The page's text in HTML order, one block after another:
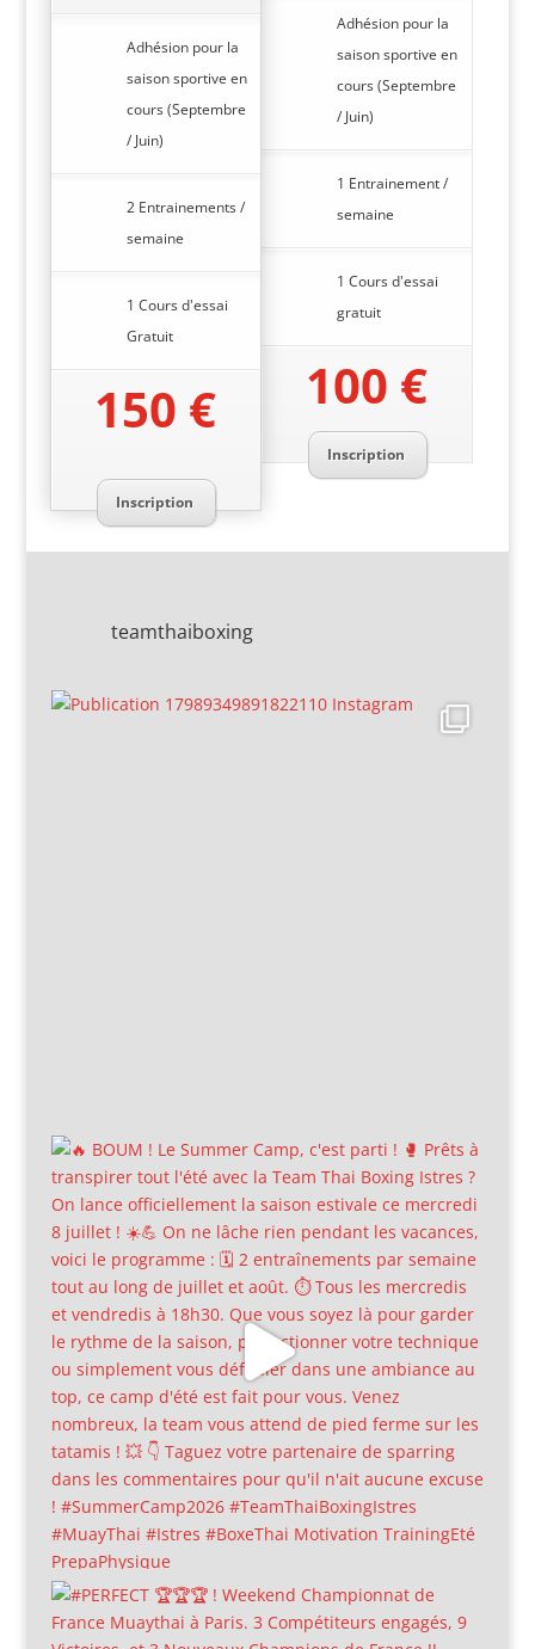
Adhésion pour la
saison sportive en
cours (Septembre
/ Juin)
2 Entrainements /
semaine
1 Cours d'essai
Gratuit
150 €
Inscription
Adhésion pour la
saison sportive en
cours (Septembre
/ Juin)
1 Entrainement /
semaine
1 Cours d'essai
gratuit
100 €
Inscription
teamthaiboxing